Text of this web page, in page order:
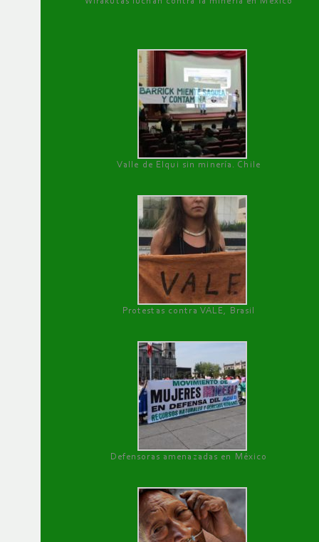
Valle de Elqui sin minería. Chile
Protestas contra VALE, Brasil
Defensoras amenazadas en México